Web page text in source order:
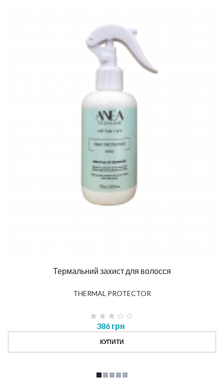
Термальний захист для волосся
THERMAL PROTECTOR
386 грн
КУПИТИ